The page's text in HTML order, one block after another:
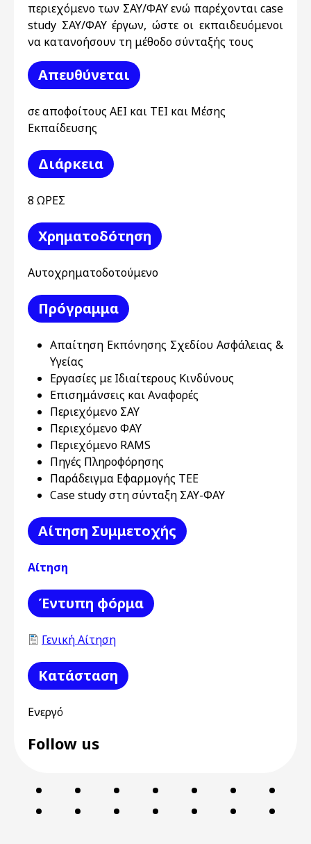
περιεχόμενο των ΣΑΥ/ΦΑΥ ενώ παρέχονται case
study ΣΑΥ/ΦΑΥ έργων, ώστε οι εκπαιδευόμενοι
να κατανοήσουν τη μέθοδο σύνταξής τους
Απευθύνεται
σε αποφοίτους ΑΕΙ και ΤΕΙ και Μέσης
Εκπαίδευσης
Διάρκεια
8 ΩΡΕΣ
Χρηματοδότηση
Aυτοχρηματοδοτούμενο
Πρόγραμμα
Απαίτηση Εκπόνησης Σχεδίου Ασφάλειας &
Υγείας
Εργασίες με Ιδιαίτερους Κινδύνους
Επισημάνσεις και Αναφορές
Περιεχόμενο ΣΑΥ
Περιεχόμενο ΦΑΥ
Περιεχόμενο RAMS
Πηγές Πληροφόρησης
Παράδειγμα Εφαρμογής ΤΕΕ
Case study στη σύνταξη ΣΑΥ-ΦΑΥ
Αίτηση Συμμετοχής
Αίτηση
Έντυπη φόρμα
Γενική Αίτηση
Κατάσταση
Ενεργό
Follow us